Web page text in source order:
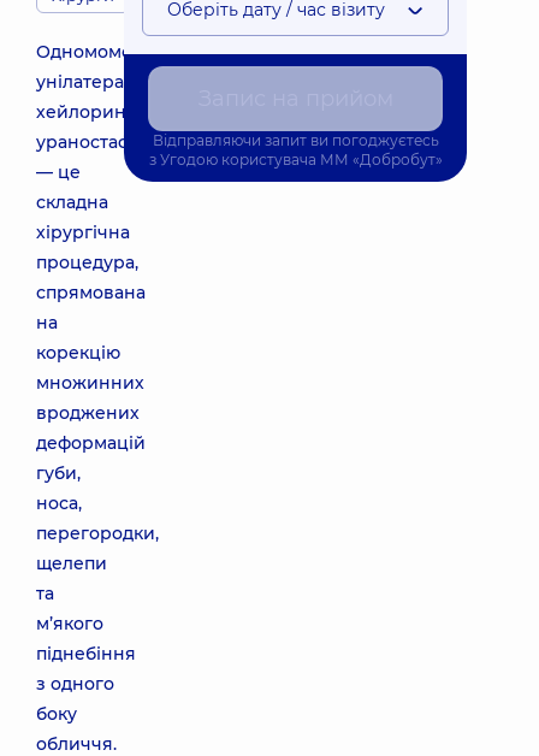
Одномоментна
унілатеральна
хейлориносептогнато
ураностафілопластика
— це
складна
хірургічна
процедура,
спрямована
на
корекцію
множинних
вроджених
деформацій
губи,
носа,
перегородки,
щелепи
та
м’якого
піднебіння
з одного
боку
обличчя.
Оберіть дату / час візиту
Відправляючи запит ви погоджуєтесь
з Угодою користувача ММ «Добробут»